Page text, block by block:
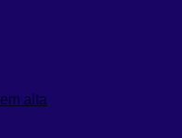
em alta